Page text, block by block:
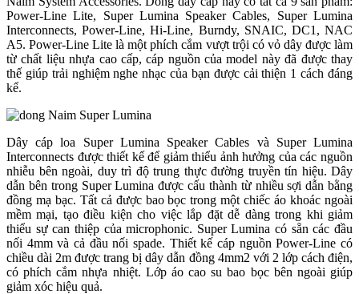
Power-Line Lite, Super Lumina Speaker Cables, Super Lumina
Interconnects, Power-Line, Hi-Line, Burndy, SNAIC, DC1, NAC
A5. Power-Line Lite là một phích cắm vượt trội có vỏ dây được làm
từ chất liệu nhựa cao cấp, cáp nguồn của model này đã được thay
thế giúp trải nghiệm nghe nhạc của bạn được cải thiện 1 cách đáng
kể.
Dây cáp loa Super Lumina Speaker Cables và Super Lumina
Interconnects được thiết kế để giảm thiểu ảnh hưởng của các nguồn
nhiễu bên ngoài, duy trì độ trung thực đường truyền tín hiệu. Dây
dẫn bên trong Super Lumina được cấu thành từ nhiều sợi dẫn bằng
đồng mạ bạc. Tất cả được bao bọc trong một chiếc áo khoác ngoài
mềm mại, tạo điều kiện cho việc lắp đặt dễ dàng trong khi giảm
thiểu sự can thiệp của microphonic. Super Lumina có sẵn các đầu
nối 4mm và cả đầu nối spade. Thiết kế cáp nguồn Power-Line có
chiều dài 2m được trang bị dây dẫn đồng 4mm2 với 2 lớp cách điện,
có phích cắm nhựa nhiệt. Lớp áo cao su bao bọc bên ngoài giúp
giảm xóc hiệu quả.